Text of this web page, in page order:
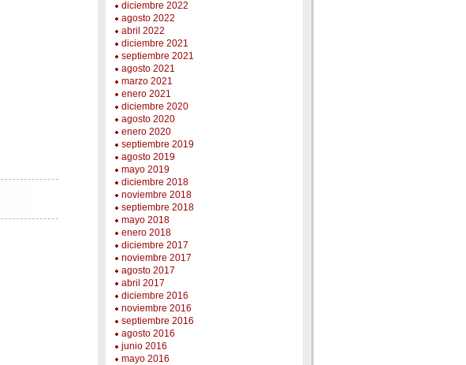
diciembre 2022
agosto 2022
abril 2022
diciembre 2021
septiembre 2021
agosto 2021
marzo 2021
enero 2021
diciembre 2020
agosto 2020
enero 2020
septiembre 2019
agosto 2019
mayo 2019
diciembre 2018
noviembre 2018
septiembre 2018
mayo 2018
enero 2018
diciembre 2017
noviembre 2017
agosto 2017
abril 2017
diciembre 2016
noviembre 2016
septiembre 2016
agosto 2016
junio 2016
mayo 2016